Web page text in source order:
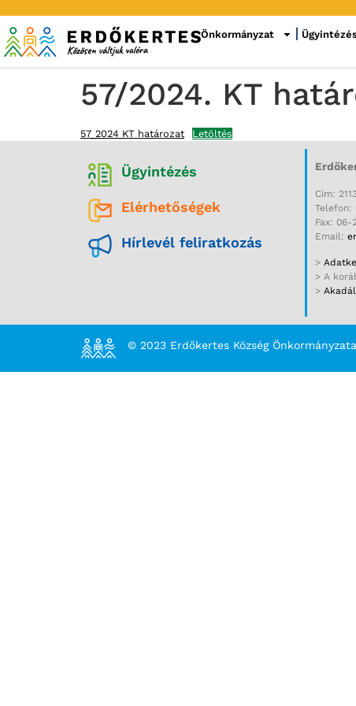
Önkormányzat
57/2024. KT
57_2024 KT határozat Letöltés
Ügyintézés
Elérhetőségek
Hírlevél feliratkozás
Cím:
Telefon:
Fax: 06-
Email:
>
> A
>
© 2023 Erdőkertes Község